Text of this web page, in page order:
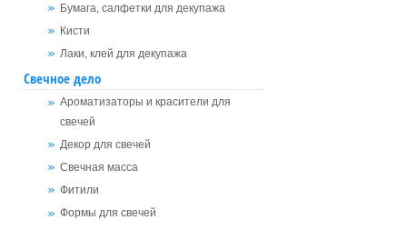
Бумага, салфетки для декупажа
Кисти
Лаки, клей для декупажа
Свечное дело
Ароматизаторы и красители для
свечей
Декор для свечей
Свечная масса
Фитили
Формы для свечей